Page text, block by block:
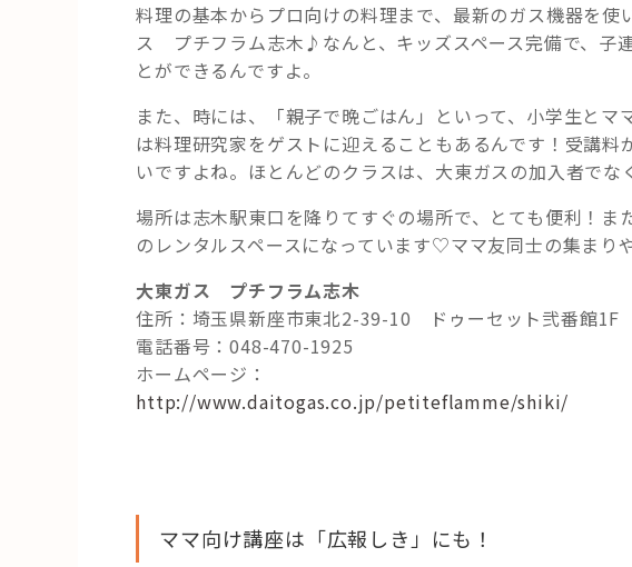
料理の基本からプロ向けの料理まで、最新のガス機器を使
ス プチフラム志木♪なんと、キッズスペース完備で、子
とができるんですよ。
また、時には、「親子で晩ごはん」といって、小学生と
は料理研究家をゲストに迎えることもあるんです！受講
いですよね。ほとんどのクラスは、大東ガスの加入者でな
場所は志木駅東口を降りてすぐの場所で、とても便利！
のレンタルスペースになっています♡ママ友同士の集まり
大東ガス プチフラム志木
住所：埼玉県新座市東北2-39-10 ドゥーセット弐番館1F
電話番号：048-470-1925
ホームページ：
http://www.daitogas.co.jp/petiteflamme/shiki/
ママ向け講座は「広報しき」にも！